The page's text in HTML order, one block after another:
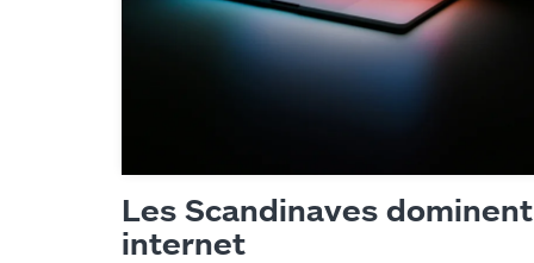
Les Scandinaves dominent
internet